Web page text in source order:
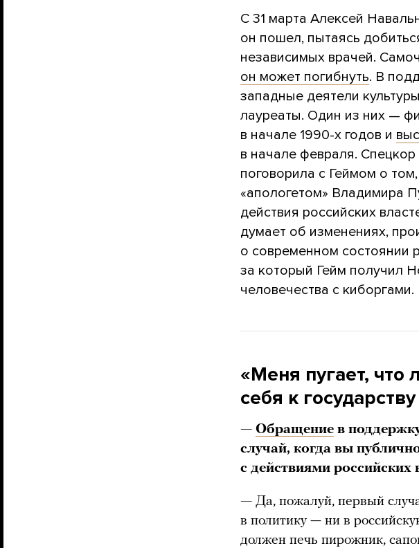
С 31 марта Алексей
он пошел, пытаясь
независимых врачей.
он может погибнуть. В
западные деятели
лауреаты. Один из них —
в начале 1990-х годов и
в начале февраля.
поговорила с Геймом о
«апологетом» Владимира
действия российских
думает об изменениях,
о современном состоянии
за который Гейм получил
человечества с киборгами.
«Меня пугает,
себя к
— Обращение в
случай, когда вы
с действиями российских
— Да, пожалуй, первый
в политику — ни в
должен печь пирожник,